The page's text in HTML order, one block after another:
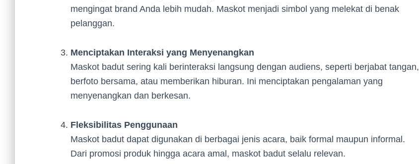
mengingat brand Anda lebih mudah. Maskot menjadi simbol yang melekat di benak
pelanggan.
Menciptakan Interaksi yang Menyenangkan
Maskot badut sering kali berinteraksi langsung dengan audiens, seperti berjabat tangan,
berfoto bersama, atau memberikan hiburan. Ini menciptakan pengalaman yang
menyenangkan dan berkesan.
Fleksibilitas Penggunaan
Maskot badut dapat digunakan di berbagai jenis acara, baik formal maupun informal.
Dari promosi produk hingga acara amal, maskot badut selalu relevan.